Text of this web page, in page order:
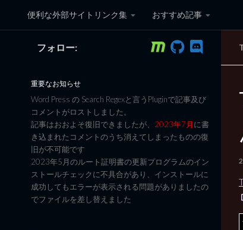
コンテンツへスキップ
便利な外部サイトリンク集 おすすめ記事
黒翼猫のコンピュ
フォロー:
重要なお知らせ
Word Press の Search Regexと言うPluginで記事及び
コメントがロストしました。
記事はおおよそ復旧できましたが、 2023年7月に書
き込まれたコメントのうち消えてしまったものの復
旧が不可能です
2023年5月のルート証明書の更新プログラムのイン
ストールチェックに不具合があり、インストールに
成功してもエラーが表示される問題がありましたの
でファイルを差し替えました